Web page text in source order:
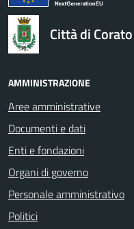
Città di Corato
AMMINISTRAZIONE
Aree amministrative
Documenti e dati
Enti e fondazioni
Organi di governo
Personale amministrativo
Politici